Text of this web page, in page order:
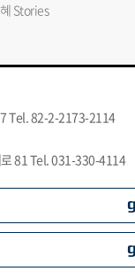
Stories
Tel. 82-2-2173-2114
81 Tel. 031-330-4114